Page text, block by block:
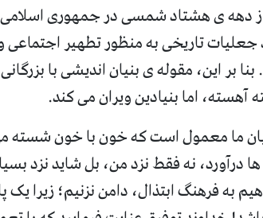
دهه ی هشتاد شمسی در جمهوری اسلامی
جعلیات تاریخی به منظور تطهیر
.بنا بر این، مقوله ی بنیان اندیشی با
آهسته، اما بنیادین ویران می کند.
ما معمول است که خون با خون شسته
درآورد، نه فقط نزد من، بل شاید نزد
به فرهنگ ابتذال، دامن نزنیم؛ زیرا